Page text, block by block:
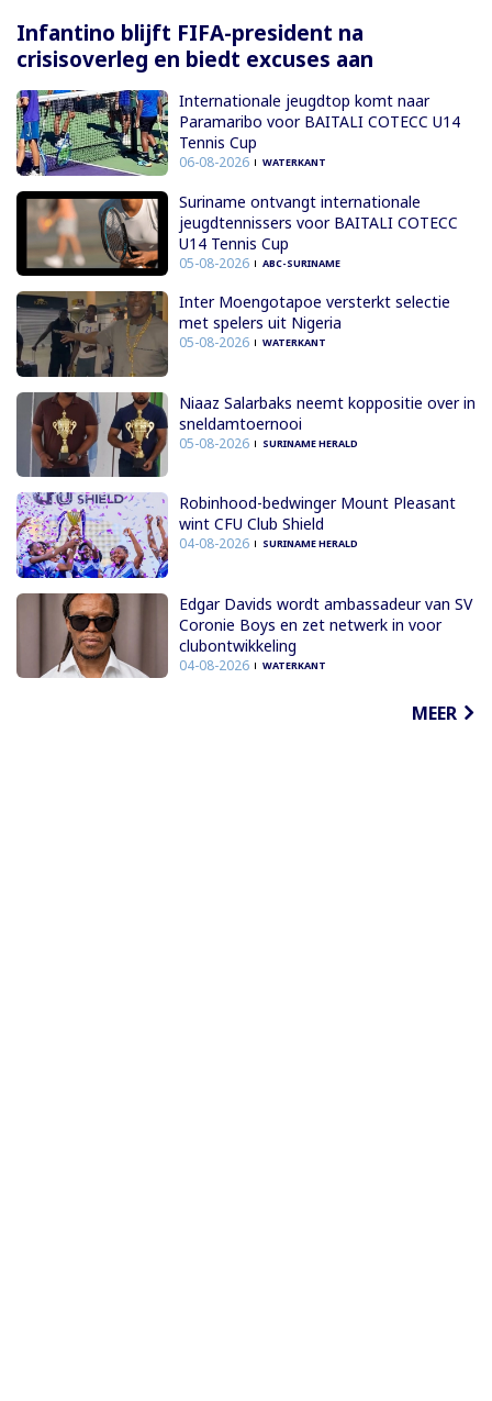
Infantino blijft FIFA-president na
crisisoverleg en biedt excuses aan
Internationale jeugdtop komt naar
Paramaribo voor BAITALI COTECC U14
Tennis Cup
06-08-2026 WATERKANT
Suriname ontvangt internationale
jeugdtennissers voor BAITALI COTECC
U14 Tennis Cup
05-08-2026 ABC-SURINAME
Inter Moengotapoe versterkt selectie
met spelers uit Nigeria
05-08-2026 WATERKANT
Niaaz Salarbaks neemt koppositie over in
sneldamtoernooi
05-08-2026 SURINAME HERALD
Robinhood-bedwinger Mount Pleasant
wint CFU Club Shield
04-08-2026 SURINAME HERALD
Edgar Davids wordt ambassadeur van SV
Coronie Boys en zet netwerk in voor
clubontwikkeling
04-08-2026 WATERKANT
MEER